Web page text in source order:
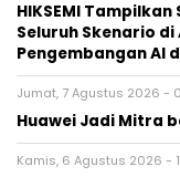
HIKSEMI
Seluruh Skenario di
Pengembangan AI
Jumat, 7 Agustus 2026 -
Huawei Jadi Mitra
Kamis, 6 Agustus 2026 -